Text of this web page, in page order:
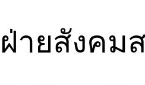
ายสังคม